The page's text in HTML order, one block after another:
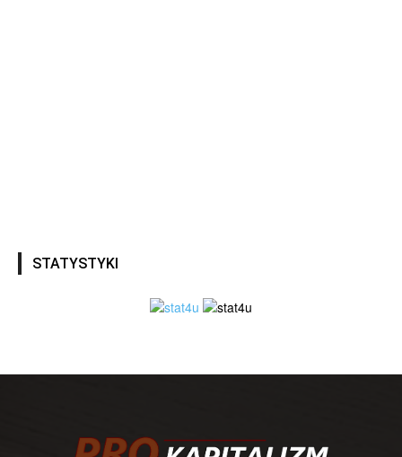
STATYSTYKI